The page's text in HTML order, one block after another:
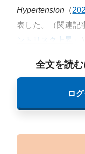
Hypertension （
表した。（関連記
ントリスク上昇
全文を読
ロ